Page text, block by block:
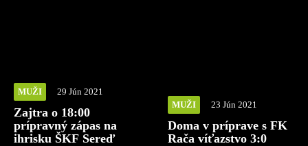
MUŽI 29 Jún 2021
Zajtra o 18:00
prípravný zápas na
ihrisku ŠKF Sereď
MUŽI 23 Jún 2021
Doma v príprave s FK
Rača víťazstvo 3:0